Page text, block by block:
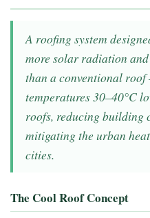
A roofing system
more solar radiation
than a conventional
temperatures 30–40°C
roofs, reducing building
mitigating the urban
cities.
The Cool Roof Concept